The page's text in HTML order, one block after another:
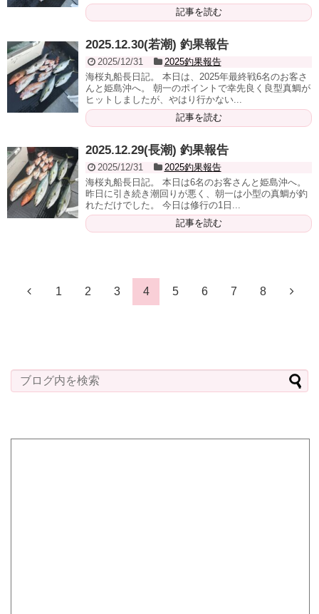
記事を読む
2025.12.30(若潮) 釣果報告
2025/12/31
2025釣果報告
海桜丸船長日記。 本日は、2025年最終戦6名のお客さ
んと姫島沖へ。 朝一のポイントで幸先良く良型真鯛が
ヒットしましたが、やはり行かない...
記事を読む
2025.12.29(長潮) 釣果報告
2025/12/31
2025釣果報告
海桜丸船長日記。 本日は6名のお客さんと姫島沖へ。
昨日に引き続き潮回りが悪く、朝一は小型の真鯛が釣
れただけでした。 今日は修行の1日...
記事を読む
1 2 3 4 5 6 7 8